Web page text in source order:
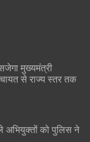
मुख्यमंत्री
से राज्य स्तर तक
अभियुक्तों को पुलिस ने